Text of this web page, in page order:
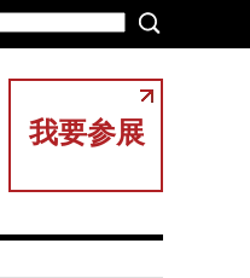
我要参展